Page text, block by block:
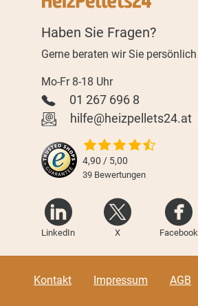
Haben Sie Fragen?
Gerne beraten wir Sie persönlich
Mo-Fr 8-18 Uhr
01 267 696 8
hilfe@heizpellets24.at
4,90 / 5,00
39 Bewertungen
LinkedIn X Facebook
Kontakt Impressum AGB